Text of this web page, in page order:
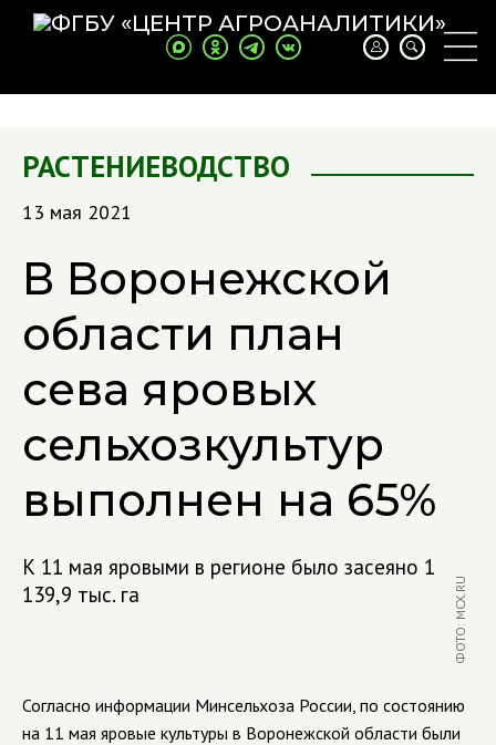
РАСТЕНИЕВОДСТВО
13 мая 2021
В Воронежской
области план
сева яровых
сельхозкультур
выполнен на 65%
К 11 мая яровыми в регионе было засеяно 1
139,9 тыс. га
ФОТО: MCX.RU
Согласно информации Минсельхоза России, по состоянию
на 11 мая яровые культуры в Воронежской области были